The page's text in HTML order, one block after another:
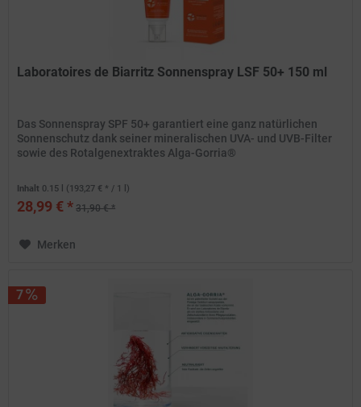
Laboratoires de Biarritz Sonnenspray LSF 50+ 150 ml
Das Sonnenspray SPF 50+ garantiert eine ganz natürlichen
Sonnenschutz dank seiner mineralischen UVA- und UVB-Filter
sowie des Rotalgenextraktes Alga-Gorria®
Inhalt 0.15 l (193,27 € * / 1 l)
28,99 € * 31,90 € *
Merken
7